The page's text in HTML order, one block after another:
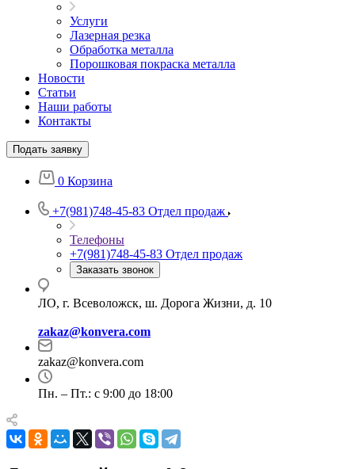
Услуги
Лазерная резка
Обработка металла
Порошковая покраска металла
Новости
Статьи
Наши работы
Контакты
Подать заявку
0 Корзина
+7(981)748-45-83 Отдел продаж
Телефоны
+7(981)748-45-83 Отдел продаж
Заказать звонок
ЛО, г. Всеволожск, ш. Дорога Жизни, д. 10
zakaz@konvera.com
zakaz@konvera.com
Пн. – Пт.: с 9:00 до 18:00